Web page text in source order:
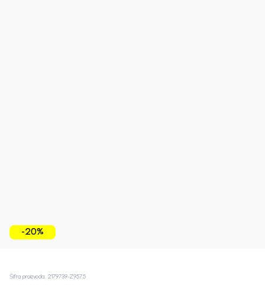
-20%
Šifra proizvoda: 2179739-Z9575